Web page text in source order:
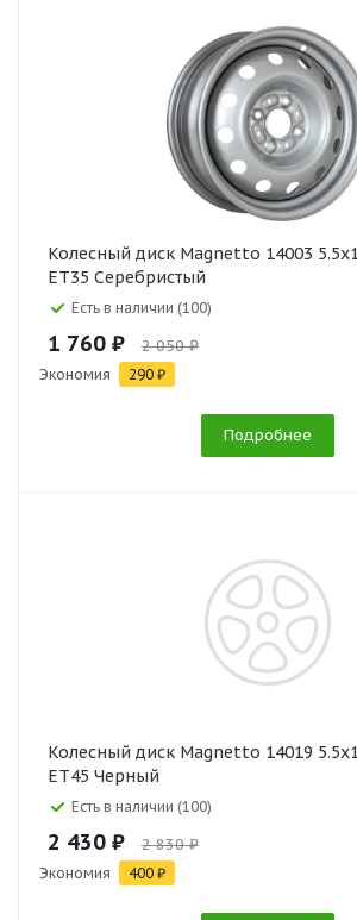
Колесный диск Magnetto 14003
ET35 Серебристый
Есть в наличии (100)
1 760 ₽ 2 050 ₽
Экономия 290 ₽
Подробнее
Колесный диск Magnetto 14019
ET45 Черный
Есть в наличии (100)
2 430 ₽ 2 830 ₽
Экономия 400 ₽